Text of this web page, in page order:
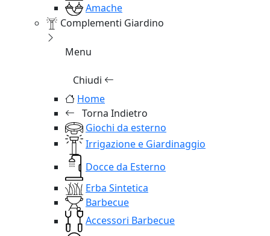
Amache
Complementi Giardino
Menu
Chiudi
Home
Torna Indietro
Giochi da esterno
Irrigazione e Giardinaggio
Docce da Esterno
Erba Sintetica
Barbecue
Accessori Barbecue